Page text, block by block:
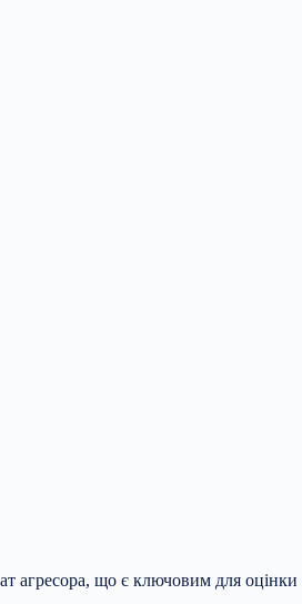
агресора, що є ключовим для оцінки